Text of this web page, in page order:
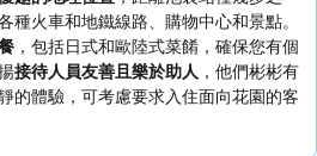
種火車和地鐵線路、購物中心和景點。
，包括日式和歐陸式菜餚，確保您有個
接待人員友善且樂於助人 ，他們彬彬有
的體驗，可考慮要求入住面向花園的客